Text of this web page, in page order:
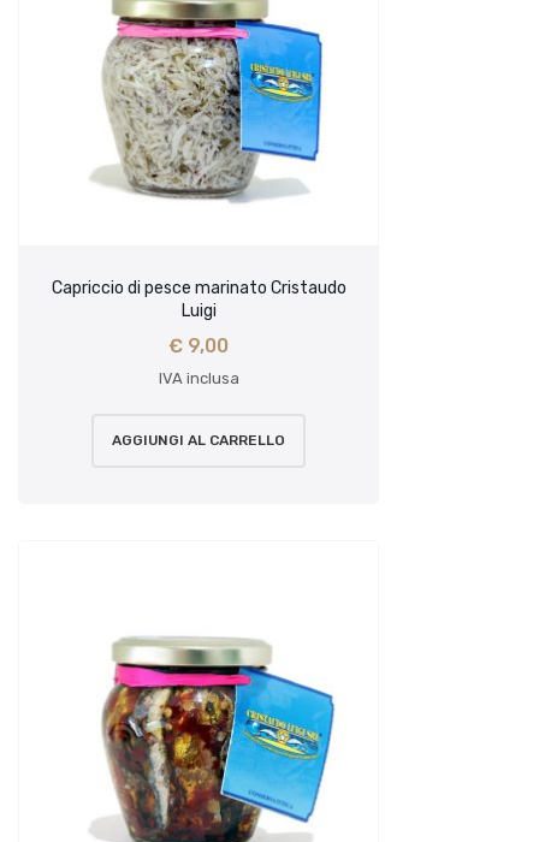
Capriccio di pesce marinato Cristaudo
Luigi
€ 9,00
IVA inclusa
AGGIUNGI AL CARRELLO